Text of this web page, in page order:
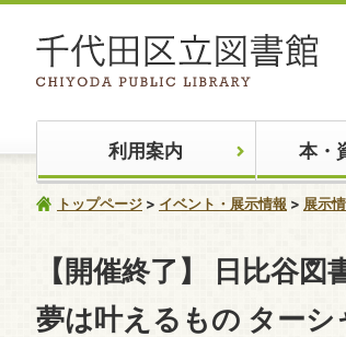
利用案内 本・
トップページ イベント・展示情報 展示
【開催終了】
日比谷図
夢は叶えるもの ター